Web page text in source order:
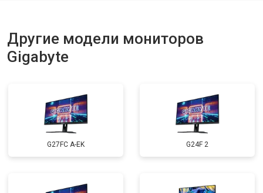
Другие модели мониторов
Gigabyte
G27FC A-EK G24F 2